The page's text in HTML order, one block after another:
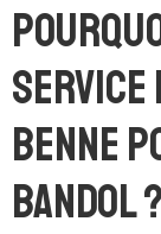
service
benne
Bandol